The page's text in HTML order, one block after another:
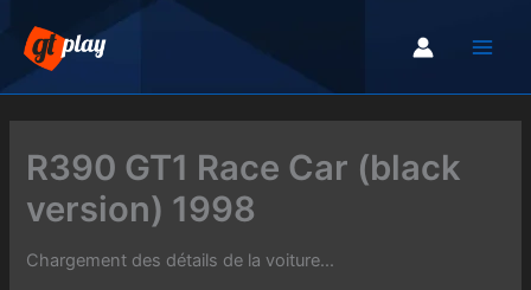
contenu
R390 GT1 Race Car (black
version) 1998
Chargement des détails de la voiture...